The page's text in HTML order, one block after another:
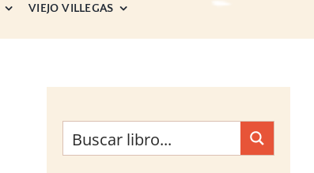
VIEJO VILLEGAS